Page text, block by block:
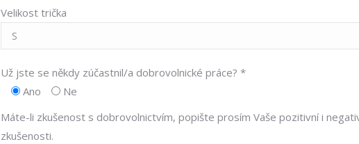
Velikost trička
Už jste se někdy zúčastnil/a dobrovolnické práce? *
Ano
Ne
Máte-li zkušenost s dobrovolnictvím, popište prosím Vaše pozitivní i
zkušenosti.